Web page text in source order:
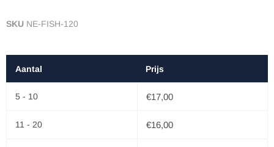
SKU NE-FISH-120
Aantal Prijs
5 - 10 €17,00
11 - 20 €16,00